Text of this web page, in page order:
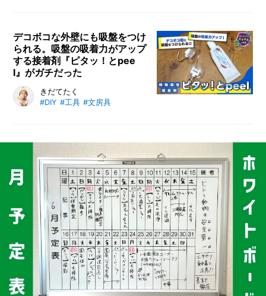
タ
ー /
C
R
E
A
T
ー
ザ
C
U
T
O
E
R
みの「テプラ」。かつては「ちょっ
とダサい」と思われていた「テプ
ラ」がレトロブームに後押しされ、
じわじわと人気が再燃しています。
そこで今回は、生みの親であるキン
グジムに伺い、Z世代テプラーの富
「テプラ」活用術を教えてもらいま
した！
デコボコな外壁にも吸盤をつけ
られる。吸盤の吸着力がアップ
する接着剤『ピタッ！とpee
l』がガチだった
文房具なのに文房具店では売ってい
ない、プロが使うガチな高性能文具
の文房具を収集するライター・きだ
てたく氏の案内で、そんな「ガチ文
具」の世界を巡る本記事。今回は、
デコボコした面に吸盤を貼りつけら
れるようにする特殊弾性接着剤『ピ
タッ！とpeel 吸盤用』をご紹介し
ます。
きだてたく
#DIY #工具 #文房具